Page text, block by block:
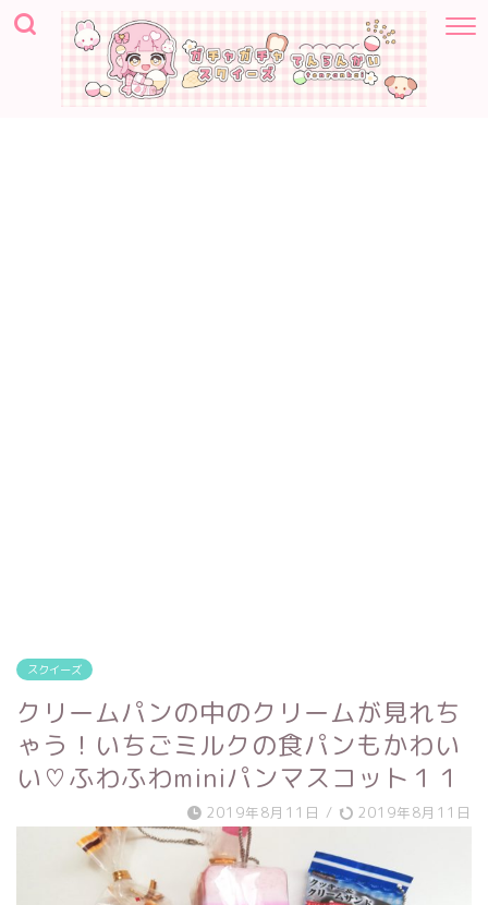
スクイーズ
クリームパンの中のクリームが見れち
ゃう！いちごミルクの食パンもかわい
い♡ふわふわminiパンマスコット１１
2019年8月11日 / 2019年8月11日